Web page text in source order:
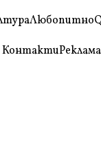
Любопитно
КонтактиРеклама